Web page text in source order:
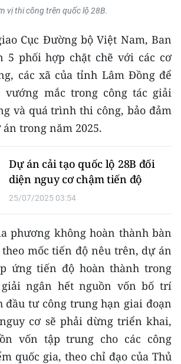
Trung Bộ và Tây
Cửu Long
Nội
Hồ Chí Minh
TUẦN
THÁNG
vị thi công trên quốc lộ 28B.
Cục Đường bộ Việt Nam, Ban
5 phối hợp chặt chẽ với các cơ
các xã của tỉnh Lâm Đồng để
vướng mắc trong công tác giải
và quá trình thi công, bảo đảm
trong năm 2025.
Dự án cải tạo quốc lộ 28B đối
diện nguy cơ chậm tiến độ
25/07/2025 03:54
phương không hoàn thành bàn
mốc tiến độ nêu trên, dự án
ứng tiến độ hoàn thành trong
ngân hết nguồn vốn bố trí
đầu tư công trung hạn giai đoạn
nguy cơ sẽ phải dừng triển khai,
vốn tập trung cho các công
quốc gia, theo chỉ đạo của Thủ